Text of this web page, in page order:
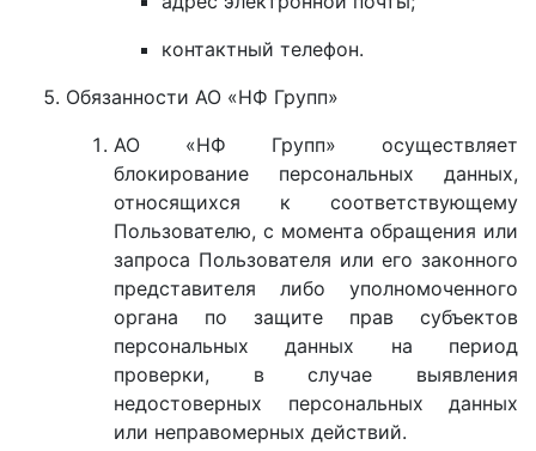
контактный телефон.
Обязанности АО «НФ Групп»
АО «НФ Групп» осуществляет
блокирование персональных данных,
относящихся к соответствующему
Пользователю, с момента обращения или
запроса Пользователя или его законного
представителя либо уполномоченного
органа по защите прав субъектов
персональных данных на период
проверки, в случае выявления
недостоверных персональных данных
или неправомерных действий.